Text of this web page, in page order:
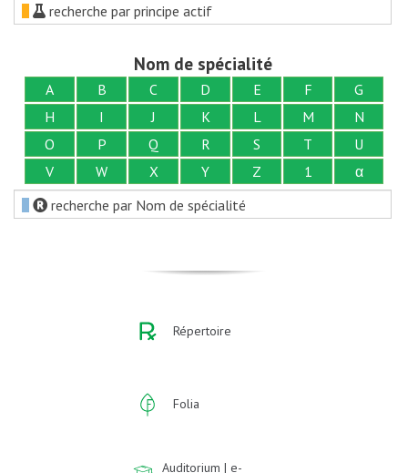
recherche par principe actif
Nom de spécialité
A B C D E F
G
H
I J K L M
N
O
P Q R S T
U
V
W X Y Z 1
α
recherche par Nom de spécialité
Répertoire
Folia
Auditorium | e-